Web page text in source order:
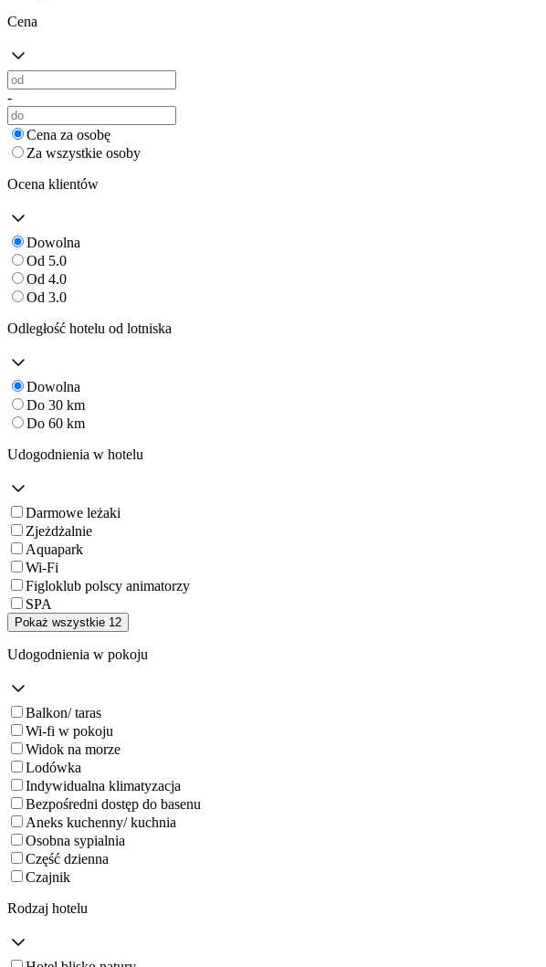
Cena
-
Cena za osobę
Za wszystkie osoby
Ocena klientów
Dowolna
Od 5.0
Od 4.0
Od 3.0
Odległość hotelu od lotniska
Dowolna
Do 30 km
Do 60 km
Udogodnienia w hotelu
Darmowe leżaki
Zjeżdżalnie
Aquapark
Wi-Fi
Figloklub polscy animatorzy
SPA
Pokaż wszystkie 12
Udogodnienia w pokoju
Balkon/ taras
Wi-fi w pokoju
Widok na morze
Lodówka
Indywidualna klimatyzacja
Bezpośredni dostęp do basenu
Aneks kuchenny/ kuchnia
Osobna sypialnia
Część dzienna
Czajnik
Rodzaj hotelu